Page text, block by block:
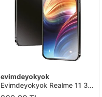
evimdeyokyok
Evimdeyokyok Realme 11 3d
Antistatik Mat Seramik Nano